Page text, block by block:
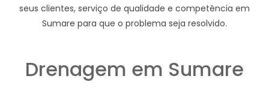
seus clientes, serviço de qualidade e competência em
Sumare para que o problema seja resolvido.
Drenagem em Sumare